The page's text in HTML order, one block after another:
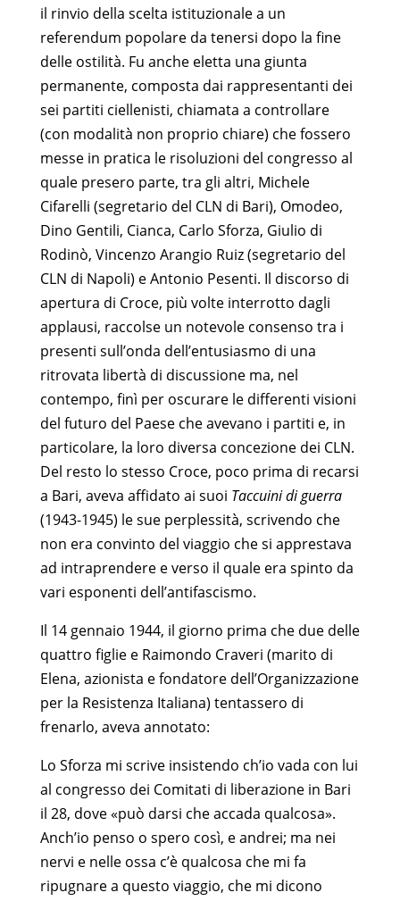
il rinvio della scelta istituzionale a un
referendum popolare da tenersi dopo la fine
delle ostilità. Fu anche eletta una giunta
permanente, composta dai rappresentanti dei
sei partiti ciellenisti, chiamata a controllare
(con modalità non proprio chiare) che fossero
messe in pratica le risoluzioni del congresso al
quale presero parte, tra gli altri, Michele
Cifarelli (segretario del CLN di Bari), Omodeo,
Dino Gentili, Cianca, Carlo Sforza, Giulio di
Rodinò, Vincenzo Arangio Ruiz (segretario del
CLN di Napoli) e Antonio Pesenti. Il discorso di
apertura di Croce, più volte interrotto dagli
applausi, raccolse un notevole consenso tra i
presenti sull’onda dell’entusiasmo di una
ritrovata libertà di discussione ma, nel
contempo, finì per oscurare le differenti visioni
del futuro del Paese che avevano i partiti e, in
particolare, la loro diversa concezione dei CLN.
Del resto lo stesso Croce, poco prima di recarsi
a Bari, aveva affidato ai suoi Taccuini di guerra
(1943-1945) le sue perplessità, scrivendo che
non era convinto del viaggio che si apprestava
ad intraprendere e verso il quale era spinto da
vari esponenti dell’antifascismo.
Il 14 gennaio 1944, il giorno prima che due delle
quattro figlie e Raimondo Craveri (marito di
Elena, azionista e fondatore dell’Organizzazione
per la Resistenza Italiana) tentassero di
frenarlo, aveva annotato:
Lo Sforza mi scrive insistendo ch’io vada con lui
al congresso dei Comitati di liberazione in Bari
il 28, dove «può darsi che accada qualcosa».
Anch’io penso o spero così, e andrei; ma nei
nervi e nelle ossa c’è qualcosa che mi fa
ripugnare a questo viaggio, che mi dicono